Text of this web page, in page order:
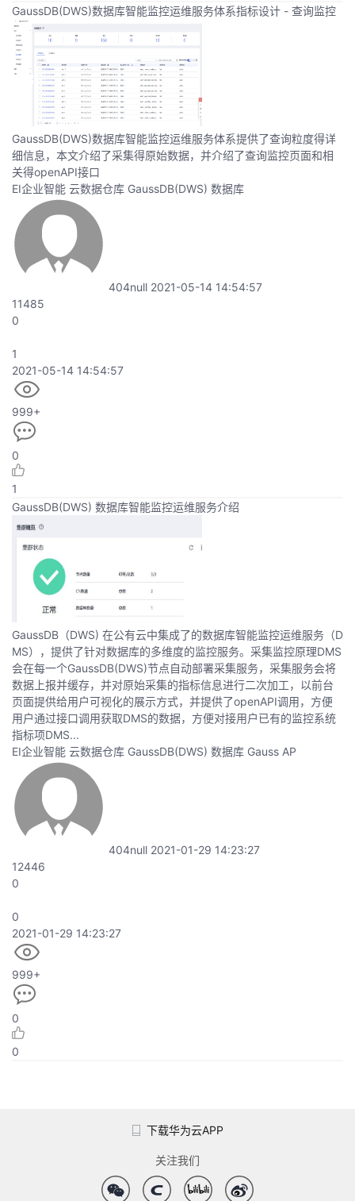
GaussDB(DWS)数据库智能监控运维服务体系指标设计 - 查询监控
GaussDB(DWS)数据库智能监控运维服务体系提供了查询粒度得详
细信息，本文介绍了采集得原始数据，并介绍了查询监控页面和相
关得openAPI接口
EI企业智能 云数据仓库 GaussDB(DWS) 数据库
404null 2021-05-14 14:54:57
11485
0
1
2021-05-14 14:54:57
999+
0
1
GaussDB(DWS) 数据库智能监控运维服务介绍
GaussDB（DWS) 在公有云中集成了的数据库智能监控运维服务（D
MS），提供了针对数据库的多维度的监控服务。采集监控原理DMS
会在每一个GaussDB(DWS)节点自动部署采集服务，采集服务会将
数据上报并缓存，并对原始采集的指标信息进行二次加工，以前台
页面提供给用户可视化的展示方式，并提供了openAPI调用，方便
用户通过接口调用获取DMS的数据，方便对接用户已有的监控系统
指标项DMS...
EI企业智能 云数据仓库 GaussDB(DWS) 数据库 Gauss AP
404null 2021-01-29 14:23:27
12446
0
0
2021-01-29 14:23:27
999+
0
0
下载华为云APP
关注我们